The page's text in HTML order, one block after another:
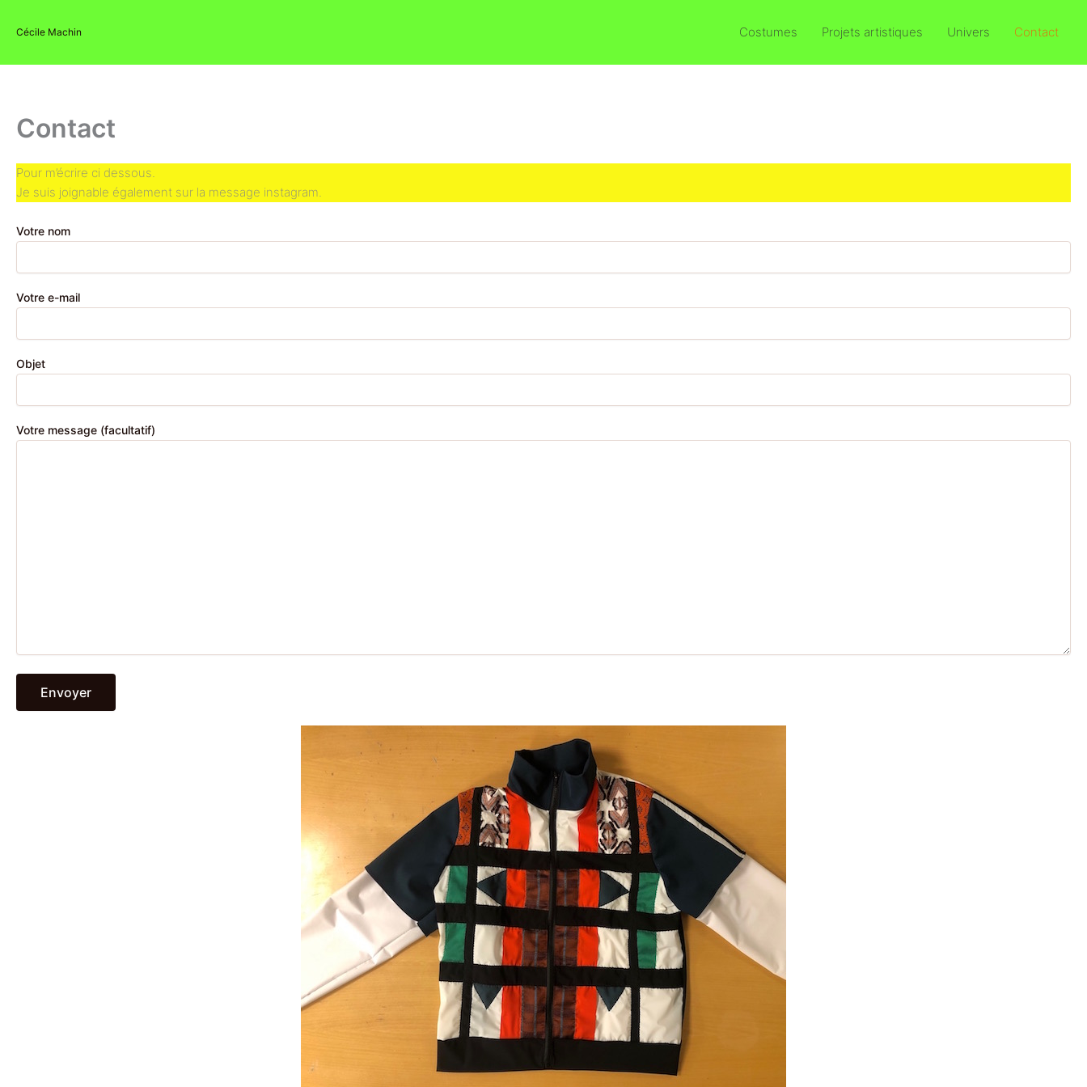
Cécile Machin Costumes Projets artistiques Univers Contact
Contact
Pour m’écrire ci dessous.
Je suis joignable également sur la message instagram.
Votre nom
Votre e-mail
Objet
Votre message (facultatif)